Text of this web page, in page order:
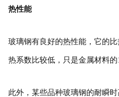
热性能
玻璃钢有良好的热性能，它的
热系数比较低，只是金属材料的
此外，某些品种玻璃钢的耐瞬